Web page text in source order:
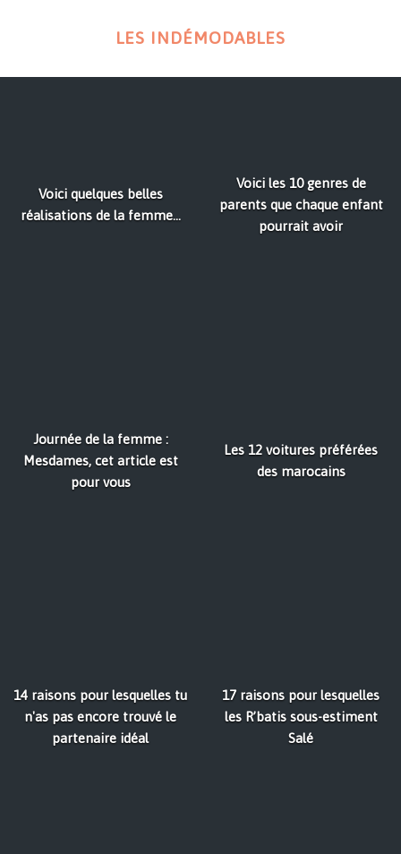
LES INDÉMODABLES
Voici quelques belles
réalisations de la femme...
Voici les 10 genres de
parents que chaque enfant
pourrait avoir
Journée de la femme :
Mesdames, cet article est
pour vous
Les 12 voitures préférées
des marocains
14 raisons pour lesquelles tu
n'as pas encore trouvé le
partenaire idéal
17 raisons pour lesquelles
les R’batis sous-estiment
Salé